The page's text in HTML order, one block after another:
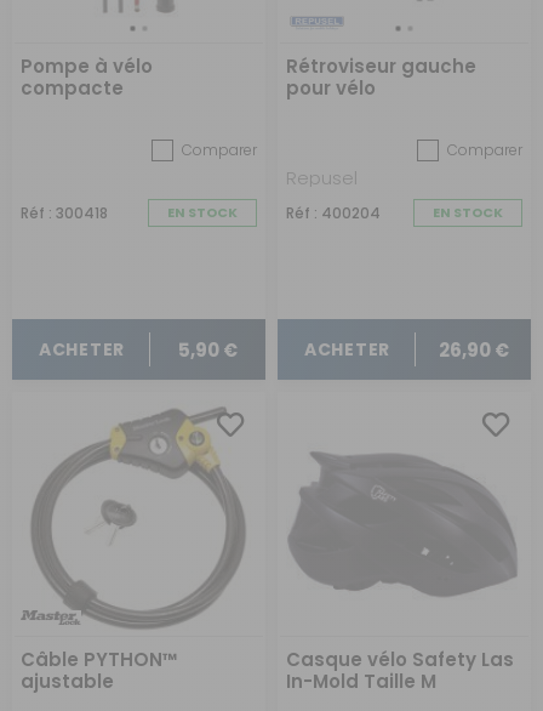
Pompe à vélo
compacte
Comparer
Réf : 300418 EN STOCK
ACHETER 5,90 €
Rétroviseur gauche
pour vélo
Comparer
Repusel
Réf : 400204 EN STOCK
ACHETER 26,90 €
Câble PYTHON™
ajustable
Casque vélo Safety Las
In-Mold Taille M